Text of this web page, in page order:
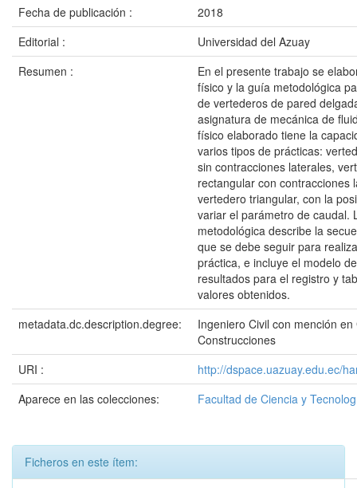
Fecha de publicación :
2018
Editorial :
Universidad del Azuay
Resumen :
En el presente trabajo se
físico y la guía metodológica
de vertederos de pared
asignatura de mecánica de
físico elaborado tiene la
varios tipos de prácticas:
sin contracciones laterales,
rectangular con contracciones
vertedero triangular, con la
variar el parámetro de caudal.
metodológica describe la
que se debe seguir para
práctica, e incluye el modelo
resultados para el registro y
valores obtenidos.
metadata.dc.description.degree:
Ingeniero Civil con mención
Construcciones
URI :
http://dspace.uazuay.edu.ec/
Aparece en las colecciones:
Facultad de Ciencia y
Ficheros en este ítem: